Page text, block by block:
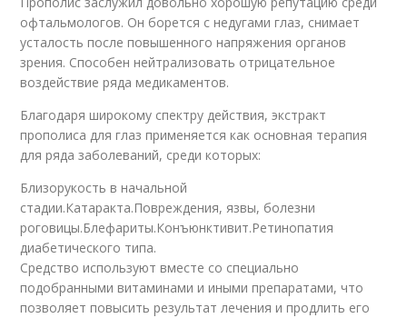
офтальмологов. Он борется с недугами глаз, снимает
усталость после повышенного напряжения органов
зрения. Способен нейтрализовать отрицательное
воздействие ряда медикаментов.
Благодаря широкому спектру действия, экстракт
прополиса для глаз применяется как основная терапия
для ряда заболеваний, среди которых:
Близорукость в начальной
стадии.Катаракта.Повреждения, язвы, болезни
роговицы.Блефариты.Конъюнктивит.Ретинопатия
диабетического типа.
Средство используют вместе со специально
подобранными витаминами и иными препаратами, что
позволяет повысить результат лечения и продлить его